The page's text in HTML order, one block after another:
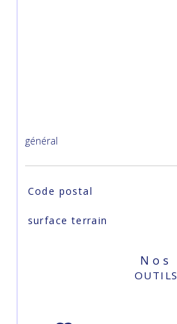
général
TRAD_SIROCCO_Caracteristique
Code postal
surface terrain
Nos
OUTILS